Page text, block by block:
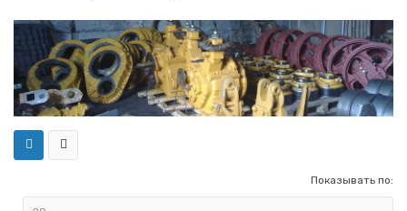
Показывать по: